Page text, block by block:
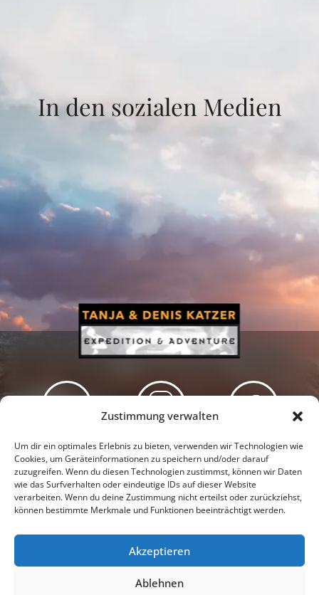
Zustimmung verwalten
Um dir ein optimales Erlebnis zu bieten, verwenden wir Technologien wie
Cookies, um Geräteinformationen zu speichern und/oder darauf
zuzugreifen. Wenn du diesen Technologien zustimmst, können wir Daten
wie das Surfverhalten oder eindeutige IDs auf dieser Website
verarbeiten. Wenn du deine Zustimmung nicht erteilst oder zurückziehst,
können bestimmte Merkmale und Funktionen beeinträchtigt werden.
Akzeptieren
Ablehnen
In den sozialen Medien
Newsletter Podcast Facebook
Datenschutzerklärung